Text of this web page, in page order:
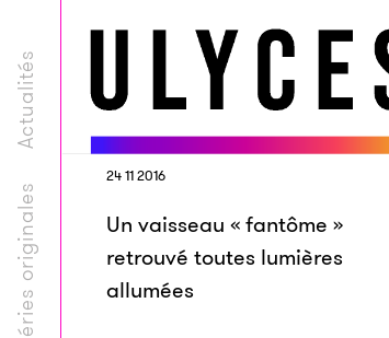
Séries originales
Actualités
24 11 2016
Un vaisseau « fantôme »
retrouvé toutes lumières
allumées